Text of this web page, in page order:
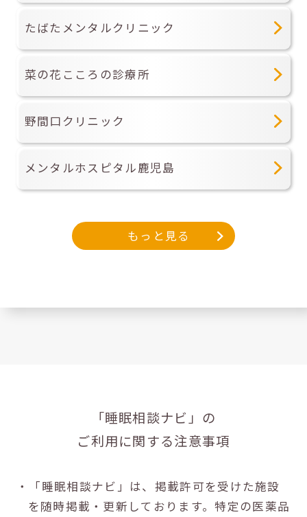
たばたメンタルクリニック
菜の花こころの診療所
野間口クリニック
メンタルホスピタル鹿児島
もっと見る
「睡眠相談ナビ」の
ご利用に関する注意事項
・「睡眠相談ナビ」は、掲載許可を受けた施設
を随時掲載・更新しております。特定の医薬品